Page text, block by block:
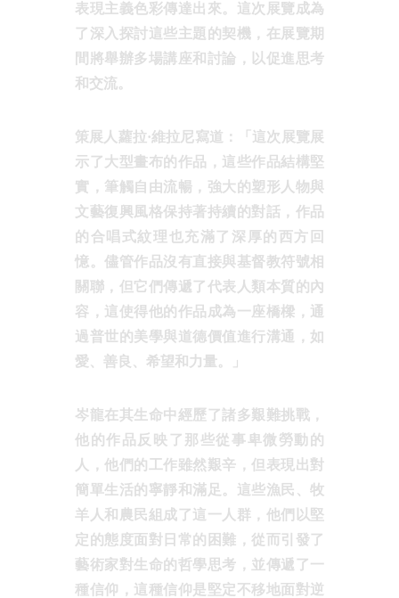
表現主義色彩傳達出來。這次展覽成為
了深入探討這些主題的契機，在展覽期
間將舉辦多場講座和討論，以促進思考
和交流。
策展人蘿拉·維拉尼寫道：「這次展覽展
示了大型畫布的作品，這些作品結構堅
實，筆觸自由流暢，強大的塑形人物與
文藝復興風格保持著持續的對話，作品
的合唱式紋理也充滿了深厚的西方回
憶。儘管作品沒有直接與基督教符號相
關聯，但它們傳遞了代表人類本質的內
容，這使得他的作品成為一座橋樑，通
過普世的美學與道德價值進行溝通，如
愛、善良、希望和力量。」
岑龍在其生命中經歷了諸多艱難挑戰，
他的作品反映了那些從事卑微勞動的
人，他們的工作雖然艱辛，但表現出對
簡單生活的寧靜和滿足。這些漁民、牧
羊人和農民組成了這一人群，他們以堅
定的態度面對日常的困難，從而引發了
藝術家對生命的哲學思考，並傳遞了一
種信仰，這種信仰是堅定不移地面對逆